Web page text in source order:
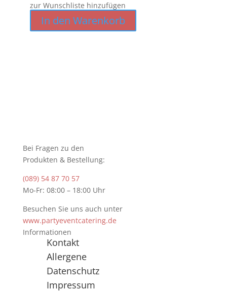
zur Wunschliste hinzufügen
In den Warenkorb
Bei Fragen zu den
Produkten & Bestellung:
(089) 54 87 70 57
Mo-Fr: 08:00 – 18:00 Uhr
Besuchen Sie uns auch unter
www.partyeventcatering.de
Informationen
Kontakt
Allergene
Datenschutz
Impressum